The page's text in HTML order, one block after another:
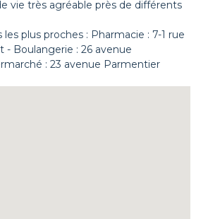
vie très agréable près de différents
les plus proches : Pharmacie : 7-1 rue
- Boulangerie : 26 avenue
: 23 avenue Parmentier